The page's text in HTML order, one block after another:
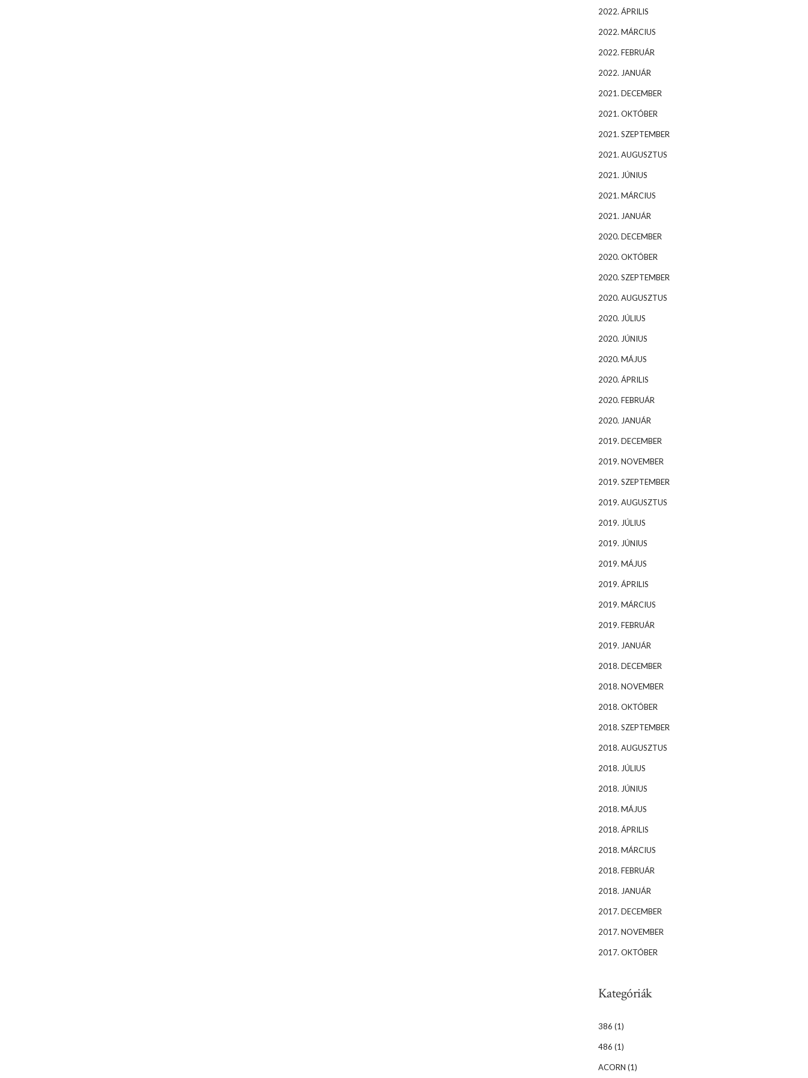
2022. ÁPRILIS
2022. MÁRCIUS
2022. FEBRUÁR
2022. JANUÁR
2021. DECEMBER
2021. OKTÓBER
2021. SZEPTEMBER
2021. AUGUSZTUS
2021. JÚNIUS
2021. MÁRCIUS
2021. JANUÁR
2020. DECEMBER
2020. OKTÓBER
2020. SZEPTEMBER
2020. AUGUSZTUS
2020. JÚLIUS
2020. JÚNIUS
2020. MÁJUS
2020. ÁPRILIS
2020. FEBRUÁR
2020. JANUÁR
2019. DECEMBER
2019. NOVEMBER
2019. SZEPTEMBER
2019. AUGUSZTUS
2019. JÚLIUS
2019. JÚNIUS
2019. MÁJUS
2019. ÁPRILIS
2019. MÁRCIUS
2019. FEBRUÁR
2019. JANUÁR
2018. DECEMBER
2018. NOVEMBER
2018. OKTÓBER
2018. SZEPTEMBER
2018. AUGUSZTUS
2018. JÚLIUS
2018. JÚNIUS
2018. MÁJUS
2018. ÁPRILIS
2018. MÁRCIUS
2018. FEBRUÁR
2018. JANUÁR
2017. DECEMBER
2017. NOVEMBER
2017. OKTÓBER
Kategóriák
386 (1)
486 (1)
ACORN (1)